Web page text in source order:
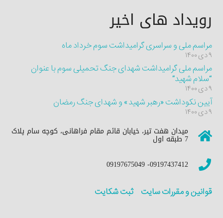
رویداد های اخیر
مراسم ملی و سراسری گرامیداشت سوم خرداد ماه
۹ دی ۱۴۰۰
مراسم ملی گرامیداشت شهدای جنگ تحمیلی سوم با عنوان
“سلام شهید”
۹ دی ۱۴۰۰
آیین نکوداشت «رهبر شهید» و شهدای جنگ رمضان
۹ دی ۱۴۰۰
میدان هفت تیر، خیابان قائم مقام فراهانی، کوچه سام پلاک
7 طبقه اول
09197437412- 09197675049
قوانین و مقررات سایت ثبت شکایت